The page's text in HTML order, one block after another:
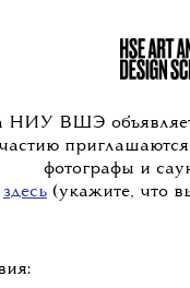
НИУ ВШЭ объявляет
фотографы и
здесь (укажите, что